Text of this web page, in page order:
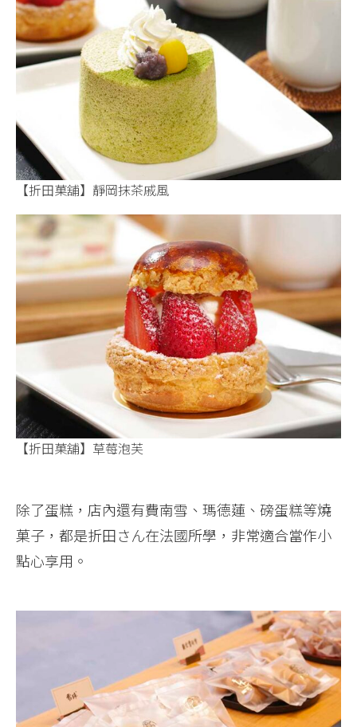
【折田菓舖】靜岡抹茶戚風
【折田菓舖】草莓泡芙
除了蛋糕，店內還有費南雪、瑪德蓮、磅蛋糕等燒
菓子，都是折田さん在法國所學，非常適合當作小
點心享用。